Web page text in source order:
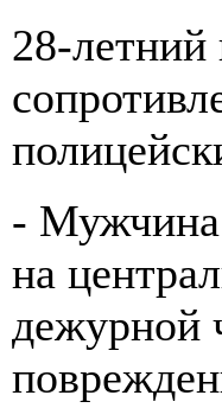
28-
- Мужчина
на
дежурной